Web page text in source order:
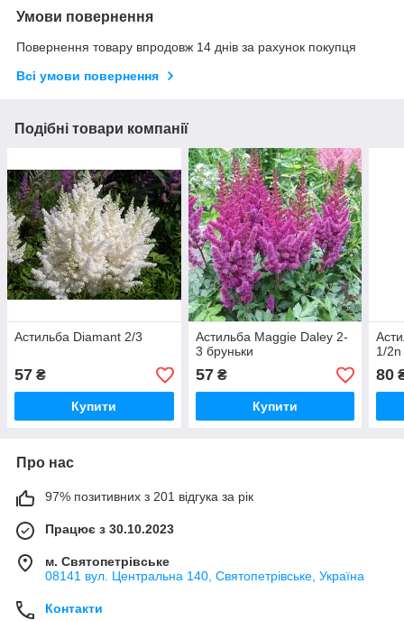
Умови повернення
Повернення товару впродовж 14 днів за рахунок покупця
Всі умови повернення
Подібні товари компанії
Астильба Diamant 2/3
57 ₴
Купити
Астильба Maggie Daley 2-
3 бруньки
57₴
Купити
1/2n
80
Про нас
97% позитивних з 201 відгука за рік
Працює з 30.10.2023
м. Святопетрівське
08141 вул. Центральна 140, Святопетрівське, Україна
Контакти